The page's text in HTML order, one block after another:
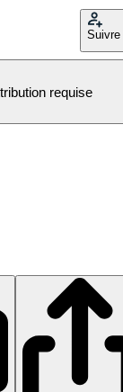
Suivre
requise